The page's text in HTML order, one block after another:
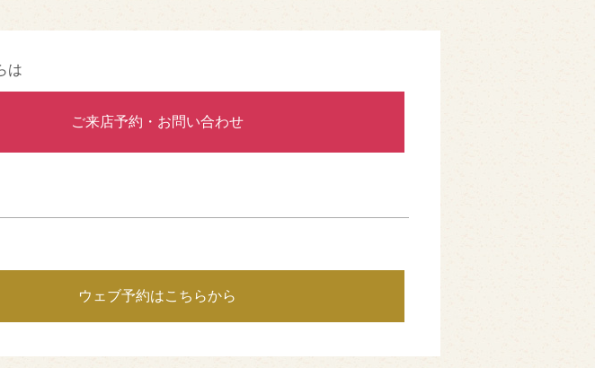
は
ご来店予約・お問い合わせ
ウェブ予約はこちらから